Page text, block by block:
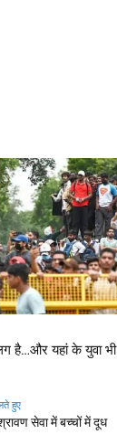
है…और यहां के युवा भी
हुए
सेवा में बच्चों में दूध